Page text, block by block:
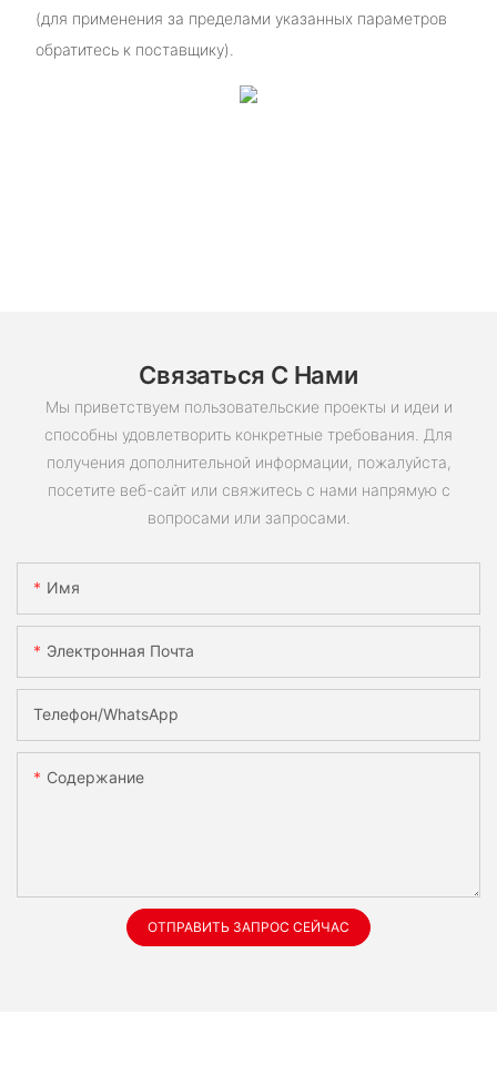
(для применения за пределами указанных параметров
обратитесь к поставщику).
Связаться С Нами
Мы приветствуем пользовательские проекты и идеи и
способны удовлетворить конкретные требования. Для
получения дополнительной информации, пожалуйста,
посетите веб-сайт или свяжитесь с нами напрямую с
вопросами или запросами.
Имя
Электронная Почта
Телефон/WhatsApp
Содержание
ОТПРАВИТЬ ЗАПРОС СЕЙЧАС